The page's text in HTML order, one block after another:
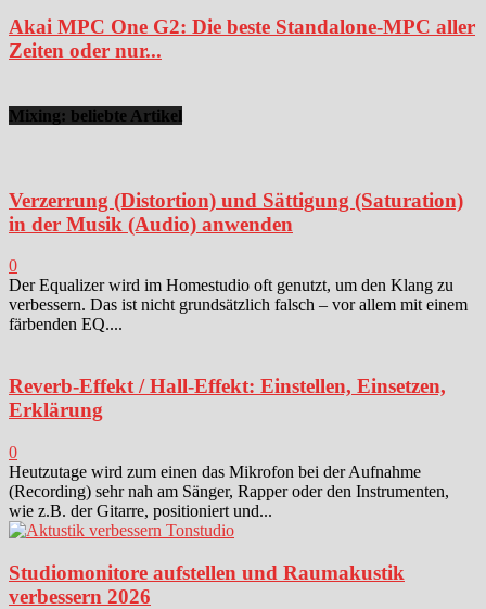
Akai MPC One G2: Die beste Standalone-MPC aller
Zeiten oder nur...
Mixing: beliebte Artikel
Verzerrung (Distortion) und Sättigung (Saturation)
in der Musik (Audio) anwenden
0
Der Equalizer wird im Homestudio oft genutzt, um den Klang zu
verbessern. Das ist nicht grundsätzlich falsch – vor allem mit einem
färbenden EQ....
Reverb-Effekt / Hall-Effekt: Einstellen, Einsetzen,
Erklärung
0
Heutzutage wird zum einen das Mikrofon bei der Aufnahme
(Recording) sehr nah am Sänger, Rapper oder den Instrumenten,
wie z.B. der Gitarre, positioniert und...
Studiomonitore aufstellen und Raumakustik
verbessern 2026